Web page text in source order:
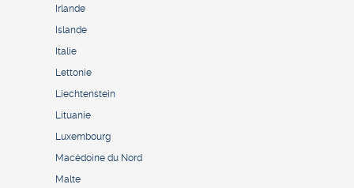
Irlande
Islande
Italie
Lettonie
Liechtenstein
Lituanie
Luxembourg
Macédoine du Nord
Malte